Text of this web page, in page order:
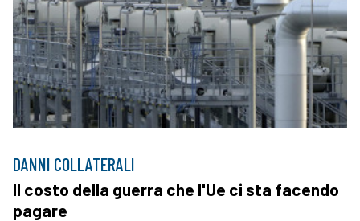
DANNI COLLATERALI
Il costo della guerra che l'Ue ci sta facendo
pagare